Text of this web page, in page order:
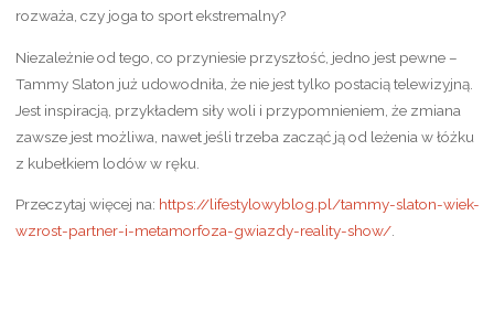
rozważa, czy joga to sport ekstremalny?
Niezależnie od tego, co przyniesie przyszłość, jedno jest pewne –
Tammy Slaton już udowodniła, że nie jest tylko postacią telewizyjną.
Jest inspiracją, przykładem siły woli i przypomnieniem, że zmiana
zawsze jest możliwa, nawet jeśli trzeba zacząć ją od leżenia w łóżku
z kubełkiem lodów w ręku.
Przeczytaj więcej na: https://lifestylowyblog.pl/tammy-slaton-wiek-
wzrost-partner-i-metamorfoza-gwiazdy-reality-show/.